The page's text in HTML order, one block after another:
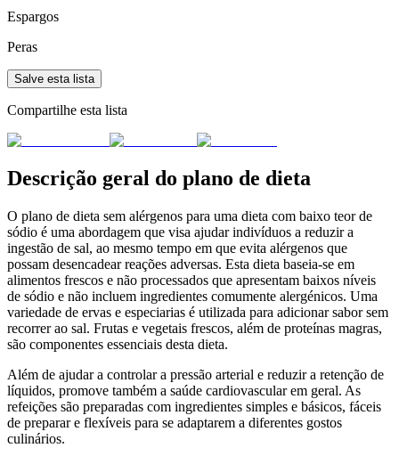
Espargos
Peras
Salve esta lista
Compartilhe esta lista
Descrição geral do plano de dieta
O plano de dieta sem alérgenos para uma dieta com baixo teor de
sódio é uma abordagem que visa ajudar indivíduos a reduzir a
ingestão de sal, ao mesmo tempo em que evita alérgenos que
possam desencadear reações adversas. Esta dieta baseia-se em
alimentos frescos e não processados que apresentam baixos níveis
de sódio e não incluem ingredientes comumente alergénicos. Uma
variedade de ervas e especiarias é utilizada para adicionar sabor sem
recorrer ao sal. Frutas e vegetais frescos, além de proteínas magras,
são componentes essenciais desta dieta.
Além de ajudar a controlar a pressão arterial e reduzir a retenção de
líquidos, promove também a saúde cardiovascular em geral. As
refeições são preparadas com ingredientes simples e básicos, fáceis
de preparar e flexíveis para se adaptarem a diferentes gostos
culinários.